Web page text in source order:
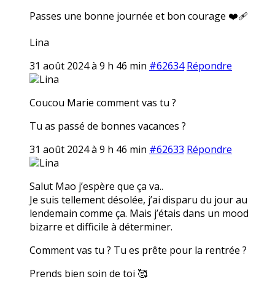
Passes une bonne journée et bon courage ❤️‍🩹
Lina
31 août 2024 à 9 h 46 min #62634 Répondre
Lina
Coucou Marie comment vas tu ?
Tu as passé de bonnes vacances ?
31 août 2024 à 9 h 46 min #62633 Répondre
Lina
Salut Mao j’espère que ça va..
Je suis tellement désolée, j’ai disparu du jour au
lendemain comme ça. Mais j’étais dans un mood
bizarre et difficile à déterminer.
Comment vas tu ? Tu es prête pour la rentrée ?
Prends bien soin de toi 🥰